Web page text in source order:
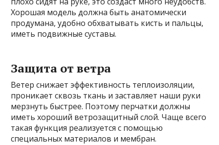
Хорошая модель должна быть анатомически
продумана, удобно обхватывать кисть и пальцы,
иметь подвижные суставы.
Защита от ветра
Ветер снижает эффективность теплоизоляции,
проникает сквозь ткань и заставляет наши руки
мерзнуть быстрее. Поэтому перчатки должны
иметь хороший ветрозащитный слой. Чаще всего
такая функция реализуется с помощью
специальных материалов и мембран.